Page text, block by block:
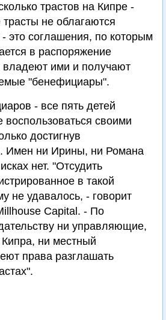
трастов на Кипре -
не облагаются
это соглашения, по которым
в распоряжение
ими и получают
"бенефициары".
- все пять детей
воспользоваться своими
достигнув
Имен ни Ирины, ни Романа
нет. "Отсудить
в такой
не удавалось, - говорит
Capital. - По
ни управляющие,
Кипра, ни местный
права разглашать